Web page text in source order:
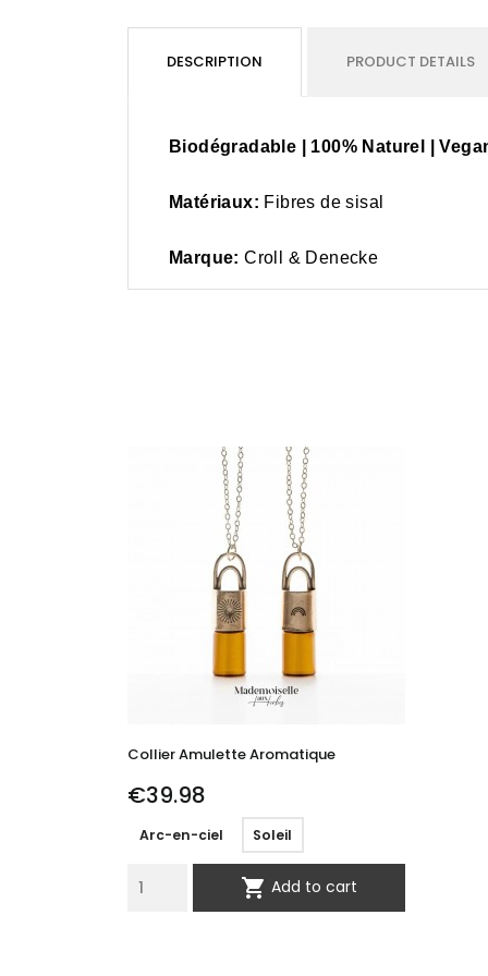
DESCRIPTION PRODUCT DETAILS
Biodégradable | 100% Naturel |
Matériaux: Fibres de sisal
Marque: Croll & Denecke
Collier Amulette Aromatique
Price
€39.98
Arc-en-ciel Soleil
 Add to cart